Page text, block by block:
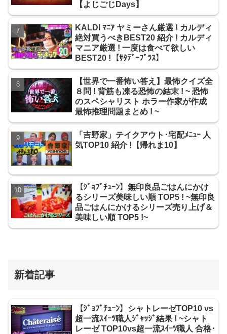
【よじごじDays】
KALDI ﾏﾆｱ ヤミーさん厳選 ! カルディ
絶対買うべきBEST20 紹介 ! カルディ
マニア厳選 ! 一度は食べて欲しい
BEST20 !【ｻﾀﾃﾞｰﾌﾟﾗｽ】
【世界で一番怖い答え】最怖クイズ全
８問 ! 背筋も凍る恐怖の結末 ! ~ 恐怖
のスペシャリスト ホラー作家が作成
最怖推理問題まとめ ! ~
「吉野家」テイクアウト･宅配ﾒﾆｭｰ 人
気TOP10 紹介 !【帰れま10】
【ｼﾞｮﾌﾞﾁｭｰﾝ】無印良品ごはんにかけ
るシリーズ美味しい順 TOP5 ! ~無印良
品ごはんにかけるシリーズ売り上げ＆
美味しい順 TOP5 !~
新着記事
【ｼﾞｮﾌﾞﾁｭｰﾝ】シャトレーゼTOP10 vs
超一流ｽｲｰﾂ職人ｼﾞｬｯｼﾞ結果 ! ~シャト
レーゼ TOP10vs超一流ｽｲｰﾂ職人 合格･